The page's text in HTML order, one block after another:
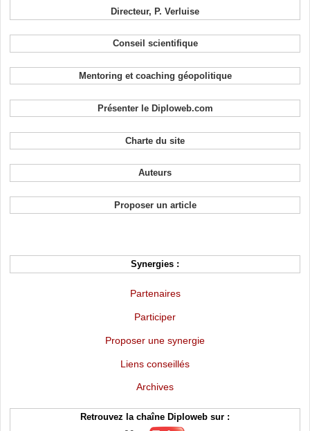
Directeur, P. Verluise
Conseil scientifique
Mentoring et coaching géopolitique
Présenter le Diploweb.com
Charte du site
Auteurs
Proposer un article
Synergies :
Partenaires
Participer
Proposer une synergie
Liens conseillés
Archives
Retrouvez la chaîne Diploweb sur :